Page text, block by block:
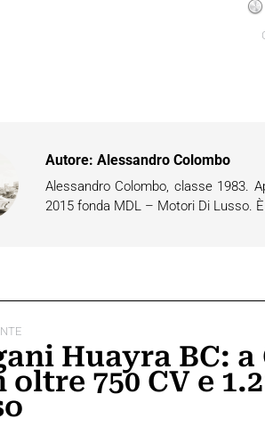
Autore: Alessandro Colombo
Alessandro Colombo, classe 1983.
2015 fonda MDL – Motori Di Lusso.
Huayra BC:
oltre 750 CV e